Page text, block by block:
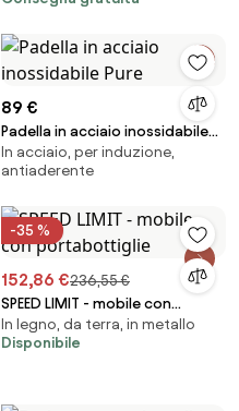
89 €
Padella in acciaio inossidabile
Pure
In acciaio, per induzione,
antiaderente
-35 %
152,86 €236,55 €
SPEED LIMIT - mobile con
portabottiglie
In legno, da terra, in metallo
Disponibile